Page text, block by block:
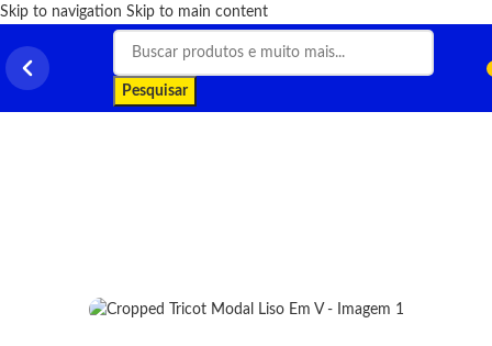
Skip to navigation Skip to main content
Pesquisar